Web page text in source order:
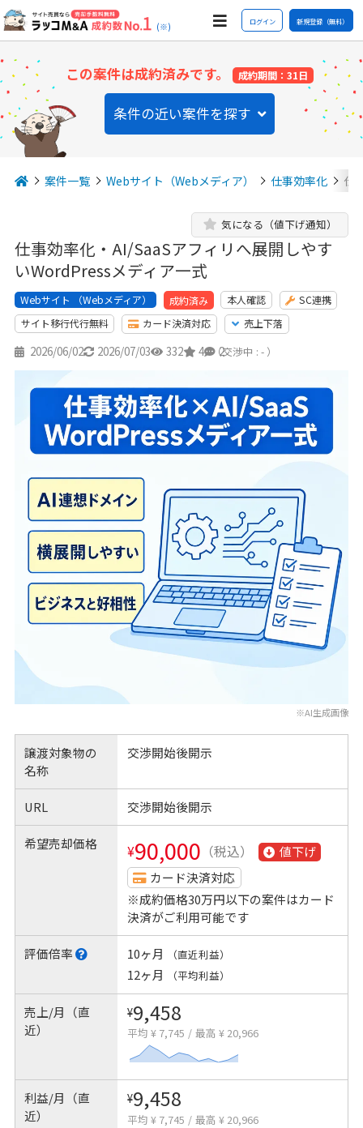
(※) ログイン 新規登録（無料）
この案件は成約済みです。 成約期間：31日
条件の近い案件を探す
案件一覧 Webサイト（Webメディア） 仕事効率化 仕
仕事効率化・AI/SaaSアフィリへ展開しやす
いWordPressメディア一式
気になる（値下げ通知）
Webサイト （Webメディア） 成約済み 本人確認
SC連携
サイト移行代行無料
カード決済対応 売上下落
2026/06/02 2026/07/03 332 4 2
（交渉中 : - ）
※AI生成画像
譲渡対象物の
名称
交渉開始後開示
URL 交渉開始後開示
希望売却価格 ¥90,000 （税込）
値下げ
カード決済対応
※成約価格30万円以下の案件はカード
決済がご利用可能です
評価倍率 10ヶ月 （直近利益）
12ヶ月 （平均利益）
売上/月（直
近）
¥9,458
平均 ¥ 7,745 / 最高 ¥ 20,966
利益/月（直
近）
¥9,458
平均 ¥ 7,745 / 最高 ¥ 20,966